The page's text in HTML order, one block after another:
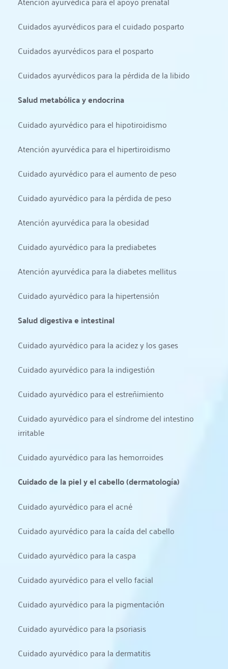
Cuidados ayurvédicos para el cuidado posparto
Cuidados ayurvédicos para el posparto
Cuidados ayurvédicos para la pérdida de la libido
Salud metabólica y endocrina
Cuidado ayurvédico para el hipotiroidismo
Atención ayurvédica para el hipertiroidismo
Cuidado ayurvédico para el aumento de peso
Cuidado ayurvédico para la pérdida de peso
Atención ayurvédica para la obesidad
Cuidado ayurvédico para la prediabetes
Atención ayurvédica para la diabetes mellitus
Cuidado ayurvédico para la hipertensión
Salud digestiva e intestinal
Cuidado ayurvédico para la acidez y los gases
Cuidado ayurvédico para la indigestión
Cuidado ayurvédico para el estreñimiento
Cuidado ayurvédico para el síndrome del intestino
irritable
Cuidado ayurvédico para las hemorroides
Cuidado de la piel y el cabello (dermatología)
Cuidado ayurvédico para el acné
Cuidado ayurvédico para la caída del cabello
Cuidado ayurvédico para la caspa
Cuidado ayurvédico para el vello facial
Cuidado ayurvédico para la pigmentación
Cuidado ayurvédico para la psoriasis
Cuidado ayurvédico para la dermatitis